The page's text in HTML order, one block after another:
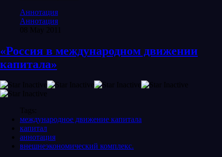
Аннотация
Аннотация
08 May 2011
«Россия в международном движении
капитала»
Tags:
международное движение капитала
капитал
аннотация
внешнеэкономический комплекс.